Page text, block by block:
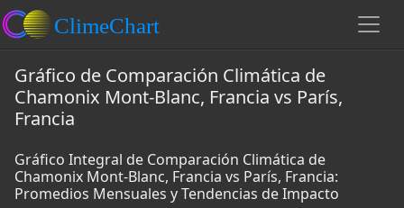
Gráfico de Comparación Climática de
Chamonix Mont-Blanc, Francia vs París,
Francia
Gráfico Integral de Comparación Climática de
Chamonix Mont-Blanc, Francia vs París, Francia:
Promedios Mensuales y Tendencias de Impacto